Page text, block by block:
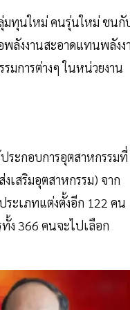
มทุนใหม่ คนรุ่นใหม่ ชนกั
ลังงานสะอาดแทนพลังง
มการต่างๆ ในหน่วยงาน
ระกอบการอุตสาหกรรมที่
เสริมอุตสาหกรรม) จาก
ระเภทแต่งตั้งอีก 122 คน
ง 366 คนจะไปเลือก